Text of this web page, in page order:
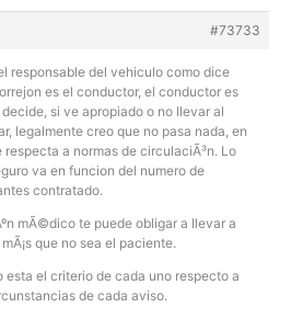
#73733
responsable del vehiculo como dice
es el conductor, el conductor es
si ve apropiado o no llevar al
legalmente creo que no pasa nada, en
respecta a normas de circulaciÃ³n. Lo
va en funcion del numero de
contratado.
mÃ©dico te puede obligar a llevar a
que no sea el paciente.
esta el criterio de cada uno respecto a
de cada aviso.